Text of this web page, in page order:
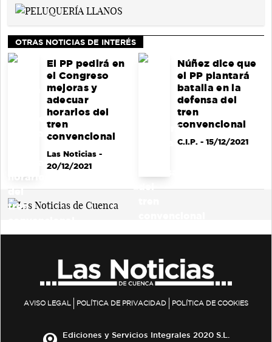
OTRAS NOTICIAS DE INTERÉS
El PP pedirá en
el Congreso
mejoras y
adecuar
horarios del
tren
convencional
Las Noticias-
20/12/2021
Núñez dice que
el PP plantará
batalla en la
defensa del
tren
convencional
C.I.P. - 15/12/2021
AVISO LEGAL POLÍTICA DE PRIVACIDAD POLÍTICA DE COOKIES
Ediciones y Servicios Integrales 2020 S.L.